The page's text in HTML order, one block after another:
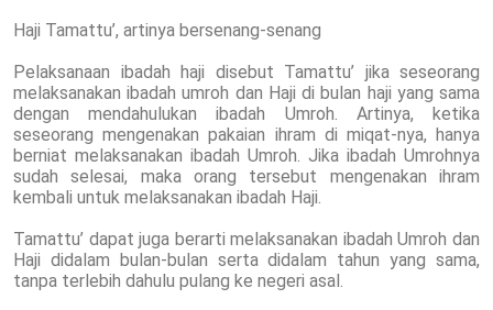
Haji Tamattu’, artinya bersenang-senang
Pelaksanaan ibadah haji disebut Tamattu’ jika seseorang
melaksanakan ibadah umroh dan Haji di bulan haji yang sama
dengan mendahulukan ibadah Umroh. Artinya, ketika
seseorang mengenakan pakaian ihram di miqat-nya, hanya
berniat melaksanakan ibadah Umroh. Jika ibadah Umrohnya
sudah selesai, maka orang tersebut mengenakan ihram
kembali untuk melaksanakan ibadah Haji.
Tamattu’ dapat juga berarti melaksanakan ibadah Umroh dan
Haji didalam bulan-bulan serta didalam tahun yang sama,
tanpa terlebih dahulu pulang ke negeri asal.